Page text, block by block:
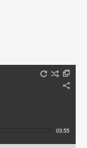
03:55